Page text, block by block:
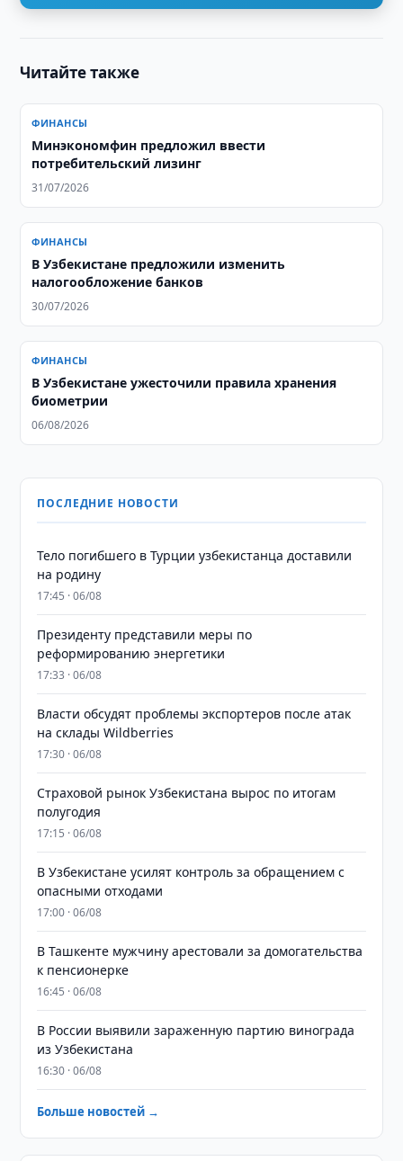
Читайте также
ФИНАНСЫ
Минэкономфин предложил ввести
потребительский лизинг
31/07/2026
ФИНАНСЫ
В Узбекистане предложили изменить
налогообложение банков
30/07/2026
ФИНАНСЫ
В Узбекистане ужесточили правила хранения
биометрии
06/08/2026
ПОСЛЕДНИЕ НОВОСТИ
Тело погибшего в Турции узбекистанца доставили
на родину
17:45 · 06/08
Президенту представили меры по
реформированию энергетики
17:33 · 06/08
Власти обсудят проблемы экспортеров после атак
на склады Wildberries
17:30 · 06/08
Страховой рынок Узбекистана вырос по итогам
полугодия
17:15 · 06/08
В Узбекистане усилят контроль за обращением с
опасными отходами
17:00 · 06/08
В Ташкенте мужчину арестовали за домогательства
к пенсионерке
16:45 · 06/08
В России выявили зараженную партию винограда
из Узбекистана
16:30 · 06/08
Больше новостей →